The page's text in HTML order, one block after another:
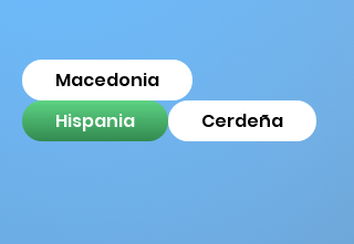
Macedonia
Hispania
Cerdeña